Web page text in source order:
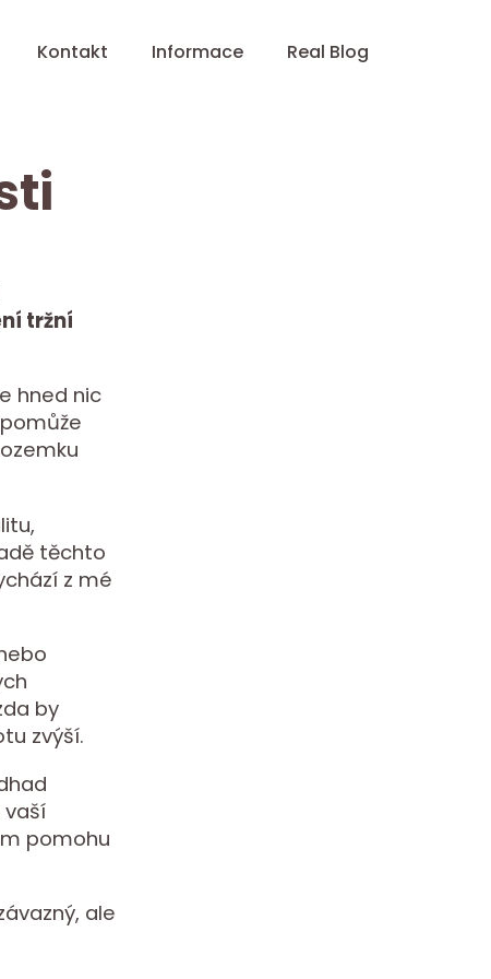
Kontakt Informace Real Blog
tržní
hned nic
těchto
z mé
by
zvýší.
vaší
pomohu
ale